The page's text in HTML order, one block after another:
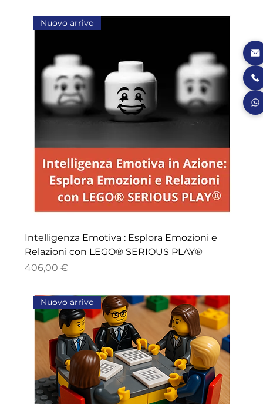
Nuovo arrivo
Intelligenza Emotiva : Esplora Emozioni e
Relazioni con LEGO® SERIOUS PLAY®
Price
406,00 €
Nuovo arrivo